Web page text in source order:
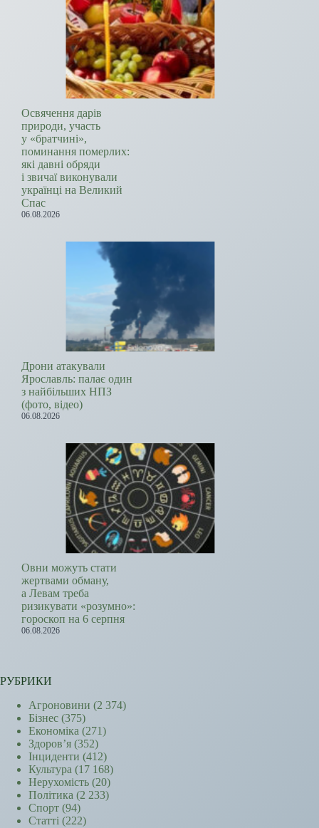
Освячення дарів
природи, участь
у «братчині»,
поминання померлих:
які давні обряди
і звичаї виконували
українці на Великий
Спас
06.08.2026
Дрони атакували
Ярославль: палає один
з найбільших НПЗ
(фото, відео)
06.08.2026
Овни можуть стати
жертвами обману,
а Левам треба
ризикувати «розумно»:
гороскоп на 6 серпня
06.08.2026
РУБРИКИ
Агроновини (2 374)
Бізнес (375)
Економіка (271)
Здоров’я (352)
Інциденти (412)
Культура (17 168)
Нерухомість (20)
Політика (2 233)
Спорт (94)
Статті (222)